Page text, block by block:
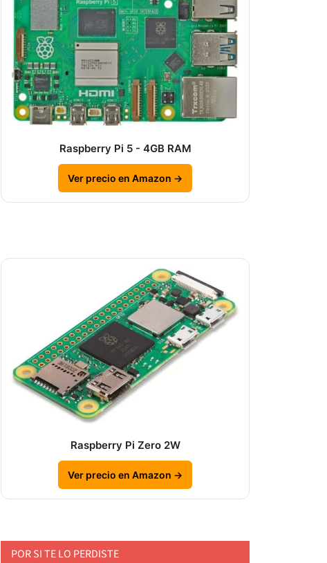
Raspberry Pi 5 - 4GB RAM
Ver precio en Amazon →
Raspberry Pi Zero 2W
Ver precio en Amazon →
POR SI TE LO PERDISTE